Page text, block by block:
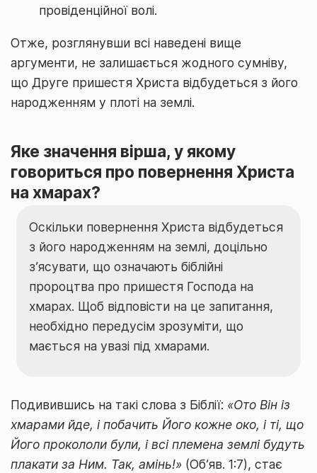
провіденційної волі.
Отже, розглянувши всі наведені вище
аргументи, не залишається жодного сумніву,
що Друге пришестя Христа відбудеться з його
народженням у плоті на землі.
Яке значення вірша, у якому
говориться про повернення Христа
на хмарах?
Оскільки повернення Христа відбудеться
з його народженням на землі, доцільно
з’ясувати, що означають біблійні
пророцтва про пришестя Господа на
хмарах. Щоб відповісти на це запитання,
необхідно передусім зрозуміти, що
мається на увазі під хмарами.
Подивившись на такі слова з Біблії: «Ото Він із
хмарами йде, і побачить Його кожне око, і ті, що
Його прокололи були, і всі племена землі будуть
плакати за Ним. Так, амінь!» (Об’яв. 1:7), стає